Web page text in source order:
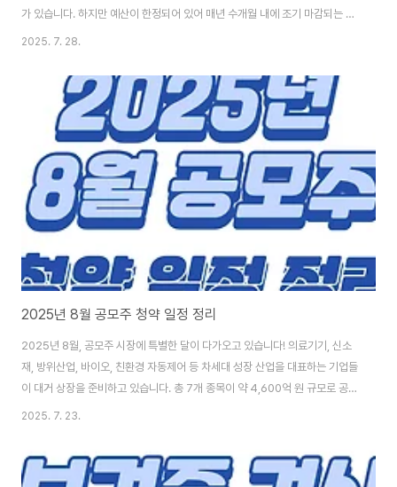
가 있습니다. 하지만 예산이 한정되어 있어 매년 수개월 내에 조기 마감되는 경
우가 많아 미리 알고 준비하지 않으면 혜택을 놓치기 쉽습니다. 한국에너지공
업은 에너지소비효율 1등급 가전제품 구매 시 최대 30만원까지 현금 환급을
지원하는 정부 정책입니다. 냉장고, 세탁기, 에어컨 등 총 11종의 가전제품이
대상이며, 전국민과 복지할인가구가 각각 신청할 수 있습니다. 이번 글에서는
2025년 7월 최신 기준으로 에너지효율 환급신청의 모든 과정을 상세히 정리
해드리겠습니다. 신청 자격부터 필요 서..
2025. 7. 28.
2025년 8월 공모주 청약 일정 정리
2025년 8월, 공모주 시장에 특별한 달이 다가오고 있습니다! 의료기기, 신소
재, 방위산업, 바이오, 친환경 자동제어 등 차세대 성장 산업을 대표하는 기업들
이 대거 상장을 준비하고 있습니다. 총 7개 종목이 약 4,600억 원 규모로 공모
주 청약을 진행할 예정이며, 이 중에는 안정적인 투자처로 평가받는 스팩
최소청약수부터 유통가능비율까지 상세한 정보가 필요합니다. 이번 글에서는
2025년 8월 공모주 청약 일정 전체 정리, 종목별 상세 분석, 청약 전략, 실무
2025. 7. 23.